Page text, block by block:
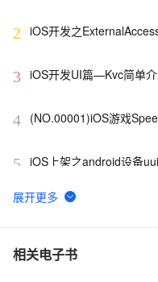
2 iOS开发之
3 iOS开发UI篇—Kvc简单
4 (NO.00001)iOS游戏
5 iOS上架之android设备
6 环信 3.0 iOS 客户端的集成
7 【转】适配iOS9系统
相关电子书